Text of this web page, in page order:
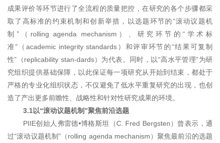
成果评价等环节进行了全流程的质量把控，在研究的各个步骤都采
取了高标准的约束机制和创新举措，以选题环节的“滚动议题机
制”（rolling agenda mechanism）、研究环节的“学术标
准”（academic integrity standards）和评审环节的“结果可复制
性”（replicability stan-dards）为代表。同时，以“高水平管理”为研
究组织提供基础保障，以此保证每一项研究从开始到结束，都处于
严格的专业化组织状态，不仅避免了低水平重复研究的出现，也创
造了产出更多前瞻性、战略性和针对性研究成果的环境。
3.1以“滚动议题机制”聚焦前沿选题
PIIE创始人弗雷德•博格斯坦（C. Fred Bergsten）曾表示，通
过“滚动议题机制”（rolling agenda mechanism）聚焦最前沿的选题